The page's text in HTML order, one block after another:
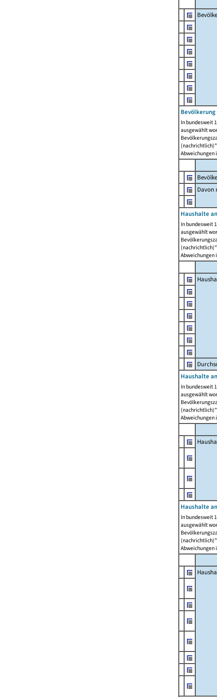
In bundesweit
ausgewählt
Abweichungen
Davon
Haushalte
In bundesweit
ausgewählt
Abweichungen
Haushalte
In bundesweit
ausgewählt
Abweichungen
Haushalte
In bundesweit
ausgewählt
Abweichungen